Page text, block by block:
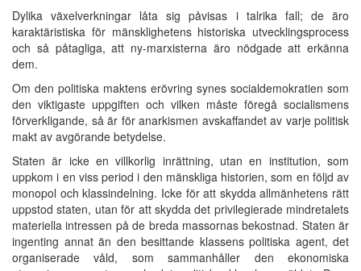
Dylika växelverkningar låta sig påvisas i talrika fall; de äro
karaktäristiska för mänsklighetens historiska utvecklingsprocess
och så påtagliga, att ny-marxisterna äro nödgade att erkänna
dem.
Om den politiska maktens erövring synes socialdemokratien som
den viktigaste uppgiften och vilken måste föregå socialismens
förverkligande, så är för anarkismen avskaffandet av varje politisk
makt av avgörande betydelse.
Staten är icke en villkorlig inrättning, utan en institution, som
uppkom i en viss period i den mänskliga historien, som en följd av
monopol och klassindelning. Icke för att skydda allmänhetens rätt
uppstod staten, utan för att skydda det privilegierade mindretalets
materiella intressen på de breda massornas bekostnad. Staten är
ingenting annat än den besittande klassens politiska agent, det
organiserade våld, som sammanhåller den ekonomiska